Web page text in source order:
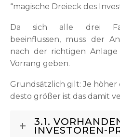
“magische Dreieck des
Da sich alle drei
beeinflussen, muss der
nach der richtigen
Vorrang geben.
Grundsätzlich gilt: Je
desto größer ist das damit
3.1.
INVESTOREN-